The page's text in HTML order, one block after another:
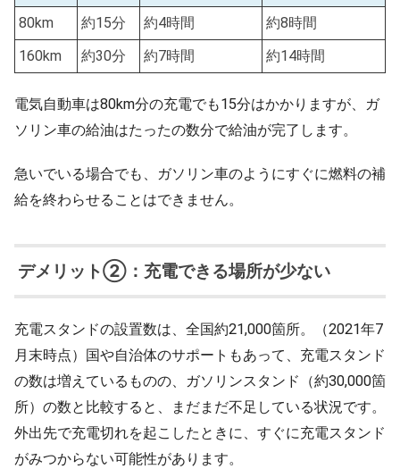
80km
約15分 約4時間
約8時間
160km
約30分 約7時間 約14時間
電気自動車は80km分の充電でも15分はかかりますが、ガ
ソリン車の給油はたったの数分で給油が完了します。
急いでいる場合でも、ガソリン車のようにすぐに燃料の補
給を終わらせることはできません。
デメリット②：充電できる場所が少ない
充電スタンドの設置数は、全国約21,000箇所。（2021年7
月末時点）国や自治体のサポートもあって、充電スタンド
の数は増えているものの、ガソリンスタンド（約30,000箇
所）の数と比較すると、まだまだ不足している状況です。
外出先で充電切れを起こしたときに、すぐに充電スタンド
がみつからない可能性があります。